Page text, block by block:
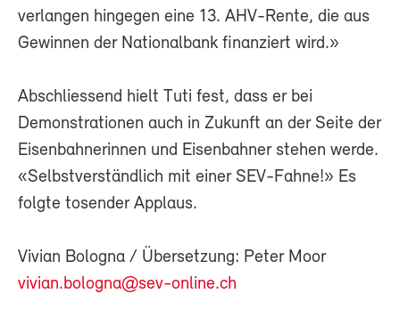
verlangen hingegen eine 13. AHV-Rente, die aus
Gewinnen der Nationalbank finanziert wird.»
Abschliessend hielt Tuti fest, dass er bei
Demonstrationen auch in Zukunft an der Seite der
Eisenbahnerinnen und Eisenbahner stehen werde.
«Selbstverständlich mit einer SEV-Fahne!» Es
folgte tosender Applaus.
Vivian Bologna / Übersetzung: Peter Moor
vivian.bologna@sev-online.ch